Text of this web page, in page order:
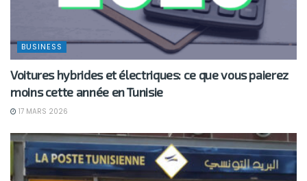
BUSINESS
Voitures hybrides et électriques: ce que vous paierez
moins cette année en Tunisie
17 MARS 2026